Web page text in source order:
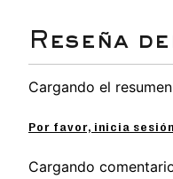
Cargando el
Por favor, inicia
Cargando